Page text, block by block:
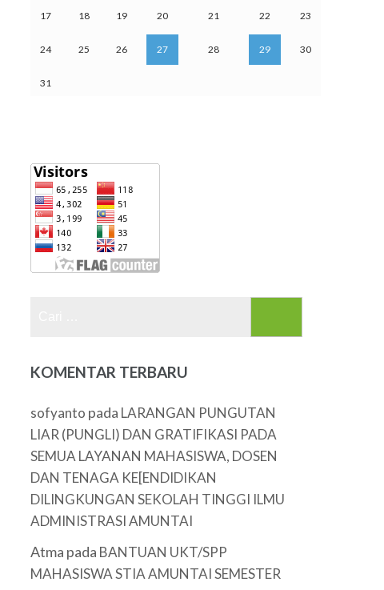
17 18 19 20 21 22 23
24 25 26 27 28 29 30
31
KOMENTAR TERBARU
sofyanto pada LARANGAN PUNGUTAN
LIAR (PUNGLI) DAN GRATIFIKASI PADA
SEMUA LAYANAN MAHASISWA, DOSEN
DAN TENAGA KE[ENDIDIKAN
DILINGKUNGAN SEKOLAH TINGGI ILMU
ADMINISTRASI AMUNTAI
Atma pada BANTUAN UKT/SPP
MAHASISWA STIA AMUNTAI SEMESTER